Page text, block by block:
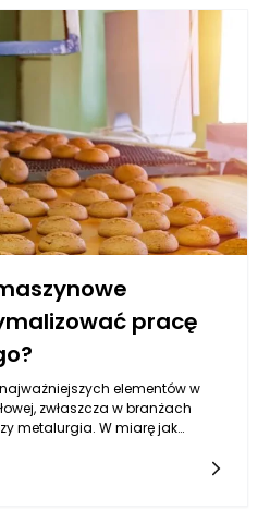
czy radiolodzy. To w tym
jest nie tylko sama
komunikacji między
Rola psychologów,
w stresującej sytuacji,
diagnostyczny często
jak tomografia
magnetyczny, a także badania
markerów nowotworowych
pracę
elementów w
zwłaszcza w branżach
metalurgia. W miarę jak